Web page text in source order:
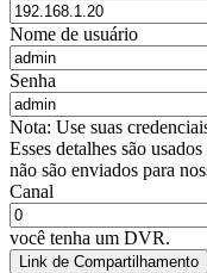
Nome de usuário
Senha
Nota: Use suas
Esses detalhes são
não são enviados para
Canal
você tenha um DVR.
Link de Compartilhamento